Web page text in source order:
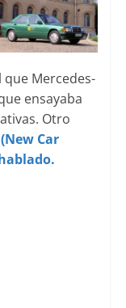
Mercedes-
ensayaba
Otro
Car